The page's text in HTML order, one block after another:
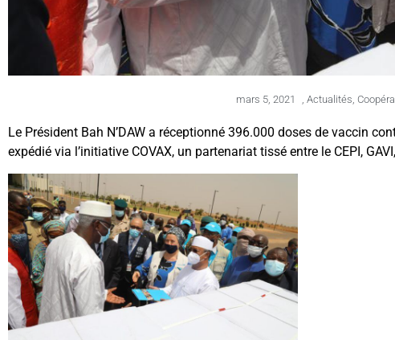
mars 5, 2021 , Actualités,
Le Président Bah N’DAW a réceptionné 396.000 doses de vaccin
expédié via l’initiative COVAX, un partenariat tissé entre le CEPI, GAVI,